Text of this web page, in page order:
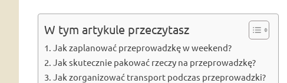
W tym artykule przeczytasz
Jak zaplanować przeprowadzkę w weekend?
Jak skutecznie pakować rzeczy na przeprowadzkę?
Jak zorganizować transport podczas przeprowadzki?